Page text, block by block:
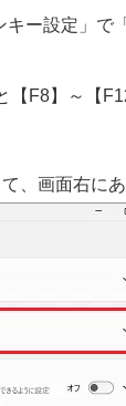
ー設定」
F8】～【
、画面右に